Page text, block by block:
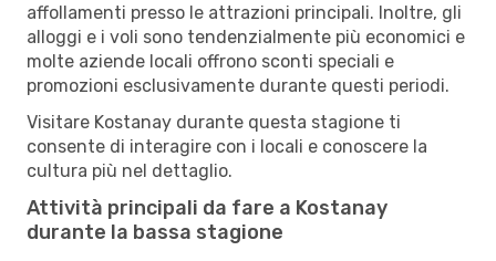
affollamenti presso le attrazioni principali. Inoltre, gli
alloggi e i voli sono tendenzialmente più economici e
molte aziende locali offrono sconti speciali e
promozioni esclusivamente durante questi periodi.
Visitare Kostanay durante questa stagione ti
consente di interagire con i locali e conoscere la
cultura più nel dettaglio.
Attività principali da fare a Kostanay
durante la bassa stagione